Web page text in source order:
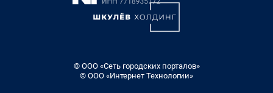
© ООО «Сеть городских порталов»
© ООО «Интернет Технологии»